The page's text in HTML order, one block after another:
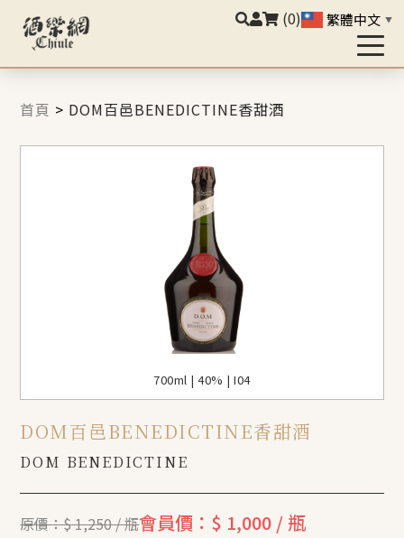
(0) 繁體中文 ▼
首頁 > DOM百邑BENEDICTINE香甜酒
700ml | 40% | I04
DOM百邑BENEDICTINE香甜酒
DOM BENEDICTINE
原價：$ 1,250 / 瓶會員價：$ 1,000 / 瓶